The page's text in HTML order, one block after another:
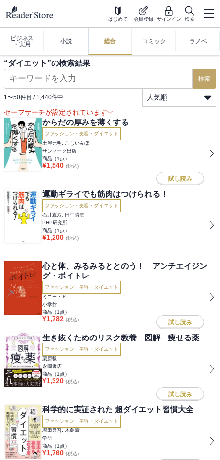
はじめて 会員登録 サインイン 検索
ビジネス
・実用
小説 総合 コミック ラノベ
“ダイエット ”の検索結果
検索
1〜50件目 / 1,440件中
人気順
セーフサーチが設定されています
からだの厚みを薄くする
ファッション・美容・ダイエット
土屋元明, こしいみほ
サンマーク出版
商品（1 点）
¥1,540 (税込)
試し読み
運動ギライでも筋肉はつけられる！
ファッション・美容・ダイエット
石井直方, 田中貴恵
PHP研究所
商品（1 点）
¥1,200 (税込)
心と体、みるみるととのう！ アンチエイジン
グ・ボイトレ
ファッション・美容・ダイエット
ミニー・Ｐ
小学館
商品（1 点）
¥1,782 (税込) 試し読み
生き抜くためのリスク教養 図解 痩せる薬
ファッション・美容・ダイエット
栗原毅
永岡書店
商品（1 点）
¥1,320 (税込)
試し読み
科学的に実証された 超ダイエット習慣大全
ファッション・美容・ダイエット
堀田秀吾, 木島豪
学研
商品（1 点）
¥1,760 (税込)